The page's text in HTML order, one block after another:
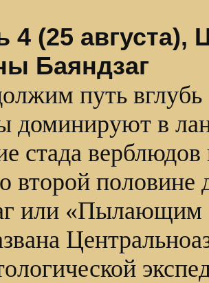
4 (25 августа),
Баяндзаг
путь
доминируют в
стада
второй
или «Пылающим